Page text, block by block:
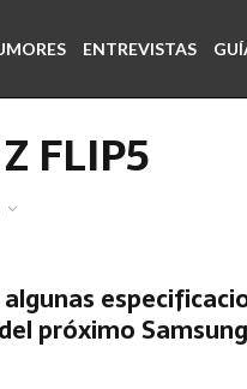
ENTREVISTAS
FLIP5
próximo